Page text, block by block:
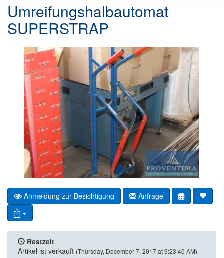
Umreifungshalbautomat
SUPERSTRAP
Anmeldung zur Besichtigung Anfrage
Restzeit
Artikel ist verkauft (Thursday, December 7, 2017 at 9:23:40 AM)